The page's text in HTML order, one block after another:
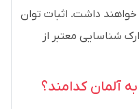
خواهند داشت. اثبات توان
شناسایی معتبر از
آلمان کدامند؟